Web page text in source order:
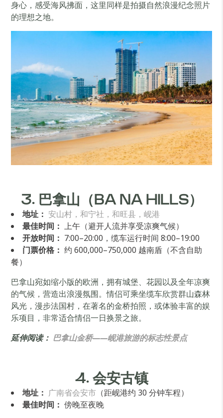
身心，感受海风拂面，这里同样是拍摄自然浪漫纪念照片
的理想之地。
3. 巴拿山（BA NA HILLS）
地址： 安山村，和宁社，和旺县，岘港
最佳时间： 上午（避开人流并享受凉爽气候）
开放时间： 7:00–20:00，缆车运行时间 8:00–19:00
门票价格： 约 600,000–750,000 越南盾（不含自助
餐）
巴拿山宛如缩小版的欧洲，拥有城堡、花园以及全年凉爽
的气候，营造出浪漫氛围。情侣可乘坐缆车欣赏群山森林
风光，漫步法国村，在著名的金桥拍照，或体验丰富的娱
乐项目，非常适合情侣一日换景之旅。
延伸阅读： 巴拿山金桥——岘港旅游的标志性景点
4. 会安古镇
地址： 广南省会安市 （距岘港约 30 分钟车程）
最佳时间： 傍晚至夜晚